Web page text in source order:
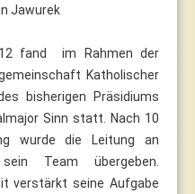
Jawurek
fand im Rahmen der
Katholischer
bisherigen Präsidiums
Sinn statt. Nach 10
wurde die Leitung an
Team übergeben.
verstärkt seine Aufgabe